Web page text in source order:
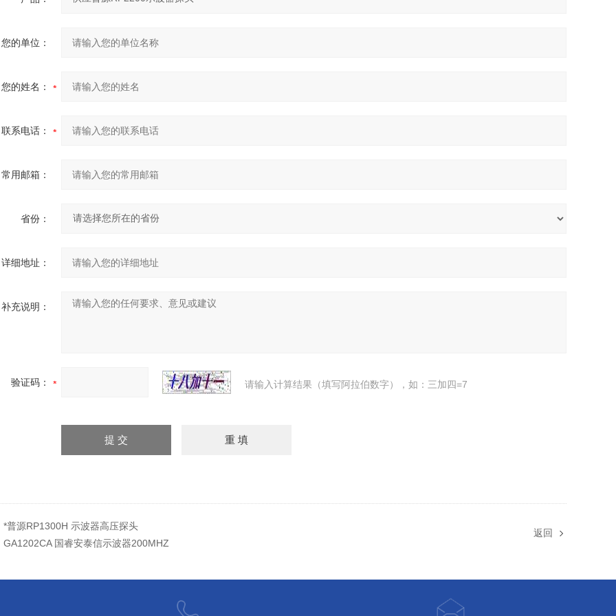
您的单位：
您的姓名：
联系电话：
常用邮箱：
省份：
详细地址：
补充说明：
验证码： 请输入计算结果（填写阿拉伯数字），如：三加四=7
*普源RP1300H 示波器高压探头
GA1202CA 国睿安泰信示波器200MHZ
返回